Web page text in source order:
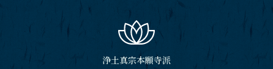
浄土真宗本願寺派